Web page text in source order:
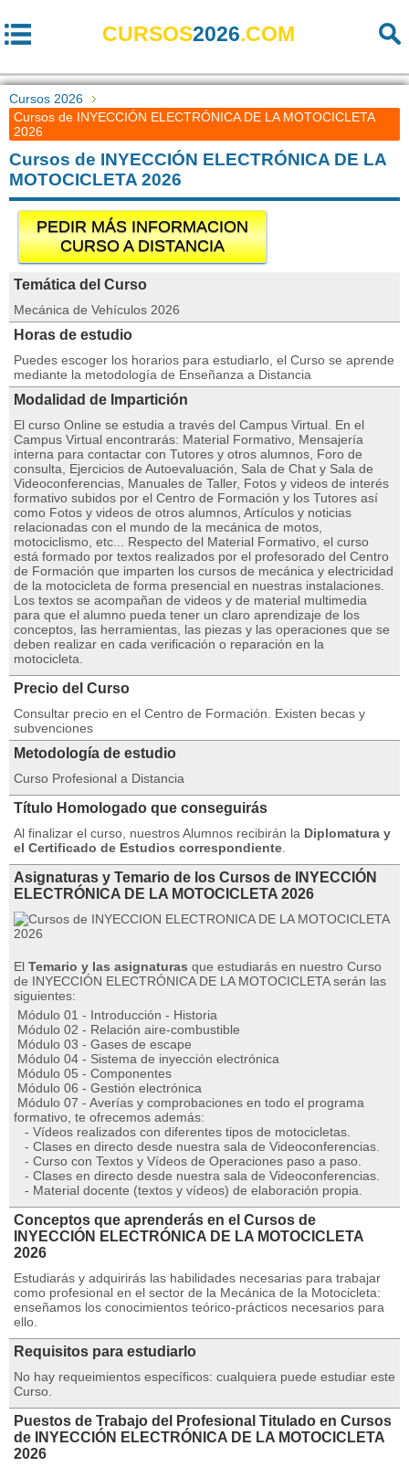
CURSOS2026.COM
Cursos 2026
Cursos de INYECCIÓN ELECTRÓNICA DE LA MOTOCICLETA
2026
Cursos de INYECCIÓN ELECTRÓNICA DE LA
MOTOCICLETA 2026
PEDIR MÁS INFORMACION
CURSO A DISTANCIA
Temática del Curso
Mecánica de Vehículos 2026
Horas de estudio
Puedes escoger los horarios para estudiarlo, el Curso se aprende
mediante la metodología de Enseñanza a Distancia
Modalidad de Impartición
El curso Online se estudia a través del Campus Virtual. En el
Campus Virtual encontrarás: Material Formativo, Mensajería
interna para contactar con Tutores y otros alumnos, Foro de
consulta, Ejercicios de Autoevaluación, Sala de Chat y Sala de
Videoconferencias, Manuales de Taller, Fotos y videos de interés
formativo subidos por el Centro de Formación y los Tutores así
como Fotos y videos de otros alumnos, Artículos y noticias
relacionadas con el mundo de la mecánica de motos,
motociclismo, etc... Respecto del Material Formativo, el curso
está formado por textos realizados por el profesorado del Centro
de Formación que imparten los cursos de mecánica y electricidad
de la motocicleta de forma presencial en nuestras instalaciones.
Los textos se acompañan de videos y de material multimedia
para que el alumno pueda tener un claro aprendizaje de los
conceptos, las herramientas, las piezas y las operaciones que se
deben realizar en cada verificación o reparación en la
motocicleta.
Precio del Curso
Consultar precio en el Centro de Formación. Existen becas y
subvenciones
Metodología de estudio
Curso Profesional a Distancia
Título Homologado que conseguirás
Al finalizar el curso, nuestros Alumnos recibirán la Diplomatura y
el Certificado de Estudios correspondiente
Asignaturas y Temario de los Cursos de INYECCIÓN
ELECTRÓNICA DE LA MOTOCICLETA 2026
El Temario y las asignaturas que estudiarás en nuestro Curso
de INYECCIÓN ELECTRÓNICA DE LA MOTOCICLETA serán las
siguientes:
Módulo 01 - Introducción - Historia
Módulo 02 - Relación aire-combustible
Módulo 03 - Gases de escape
Módulo 04 - Sistema de inyección electrónica
Módulo 05 - Componentes
Módulo 06 - Gestión electrónica
Módulo 07 - Averías y comprobaciones en todo el programa
formativo, te ofrecemos además:
- Vídeos realizados con diferentes tipos de motocicletas.
- Clases en directo desde nuestra sala de Videoconferencias.
- Curso con Textos y Vídeos de Operaciones paso a paso.
- Clases en directo desde nuestra sala de Videoconferencias.
- Material docente (textos y vídeos) de elaboración propia.
Conceptos que aprenderás en el Cursos de
INYECCIÓN ELECTRÓNICA DE LA MOTOCICLETA
2026
Estudiarás y adquirirás las habilidades necesarias para trabajar
como profesional en el sector de la Mecánica de la Motocicleta:
enseñamos los conocimientos teórico-prácticos necesarios para
ello.
Requisitos para estudiarlo
No hay requeimientos específicos: cualquiera puede estudiar este
Curso.
Puestos de Trabajo del Profesional Titulado en Cursos
de INYECCIÓN ELECTRÓNICA DE LA MOTOCICLETA
2026